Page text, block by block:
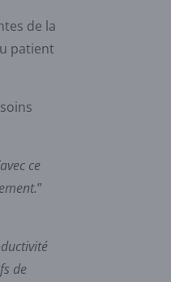
de la
patient
ce
”
de